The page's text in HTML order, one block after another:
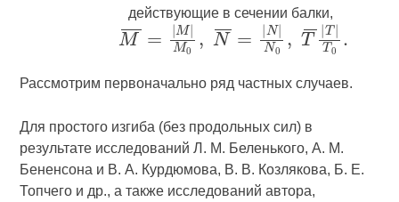
действующие в сечении балки,
Рассмотрим первоначально ряд частных случаев.
Для простого изгиба (без продольных сил) в
результате исследований Л. М. Беленького, А. М.
Бененсона и В. А. Курдюмова, В. В. Козлякова, Б. Е.
Топчего и др., а также исследований автора,